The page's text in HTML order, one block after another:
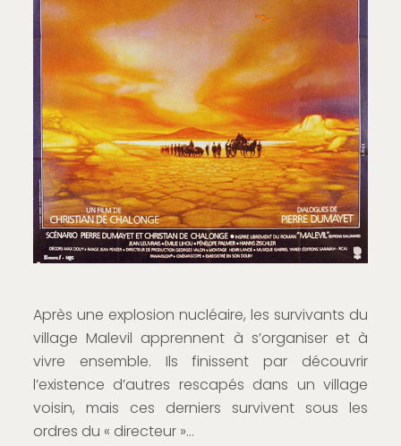
Après une explosion nucléaire, les survivants du
village Malevil apprennent à s’organiser et à
vivre ensemble. Ils finissent par découvrir
l’existence d’autres rescapés dans un village
voisin, mais ces derniers survivent sous les
ordres du « directeur »…